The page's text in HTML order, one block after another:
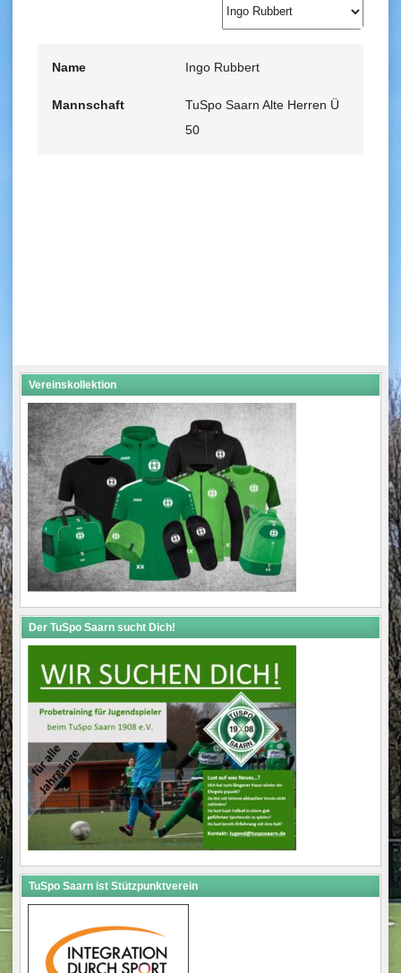
Name Ingo Rubbert
Mannschaft
TuSpo Saarn Alte Herren Ü
50
Vereinskollektion
Der TuSpo Saarn sucht Dich!
TuSpo Saarn ist Stützpunktverein